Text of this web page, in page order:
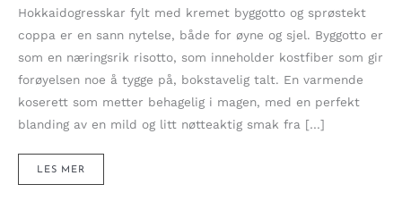
Hokkaidogresskar fylt med kremet byggotto og sprøstekt
coppa er en sann nytelse, både for øyne og sjel. Byggotto er
som en næringsrik risotto, som inneholder kostfiber som gir
forøyelsen noe å tygge på, bokstavelig talt. En varmende
koserett som metter behagelig i magen, med en perfekt
blanding av en mild og litt nøtteaktig smak fra […]
HOKKAIDOGRESSKAR
MED
LES MER